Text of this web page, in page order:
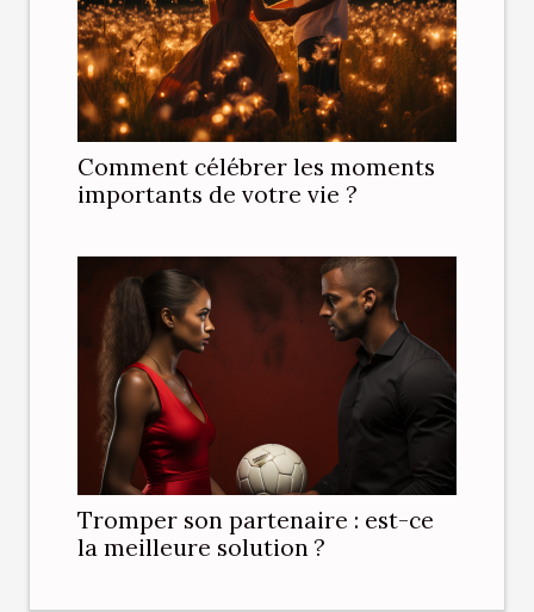
Comment célébrer les moments
importants de votre vie ?
Tromper son partenaire : est-ce
la meilleure solution ?